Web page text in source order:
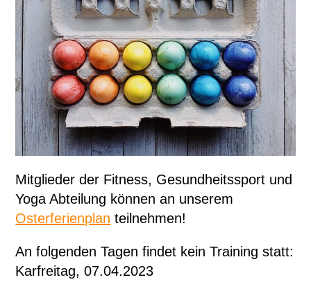
Mitglieder der Fitness, Gesundheitssport und
Yoga Abteilung können an unserem
Osterferienplan teilnehmen!
An folgenden Tagen findet kein Training statt:
Karfreitag, 07.04.2023